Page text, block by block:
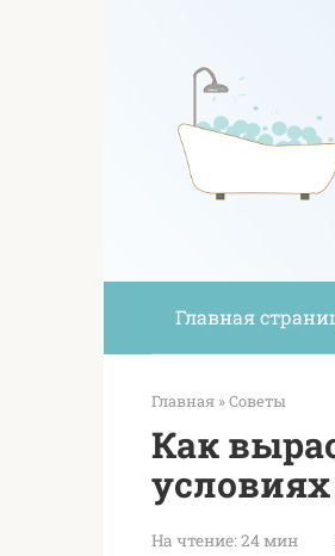
Главная
Главная »Советы
Как
На чтение:24 мин